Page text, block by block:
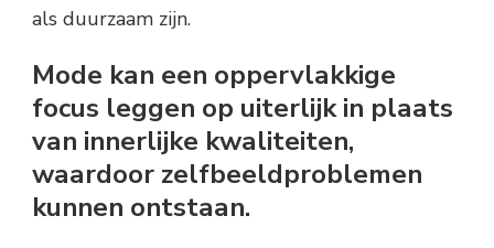
als duurzaam zijn.
Mode kan een oppervlakkige
focus leggen op uiterlijk in plaats
van innerlijke kwaliteiten,
waardoor zelfbeeldproblemen
kunnen ontstaan.